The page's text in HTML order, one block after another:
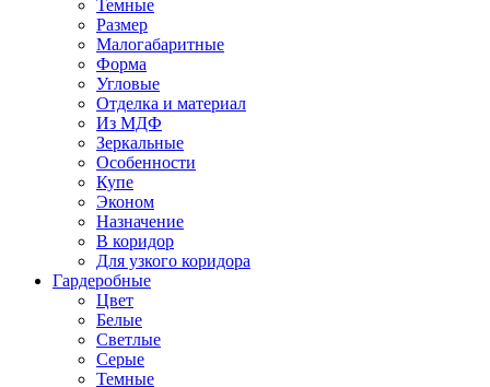
Темные
Размер
Малогабаритные
Форма
Угловые
Отделка и материал
Из МДФ
Зеркальные
Особенности
Купе
Эконом
Назначение
В коридор
Для узкого коридора
Гардеробные
Цвет
Белые
Светлые
Серые
Темные